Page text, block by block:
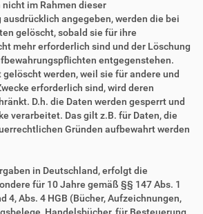
im Rahmen dieser
angegeben, werden die bei
gelöscht, sobald sie für ihre
mehr erforderlich sind und der Löschung
entgegenstehen.
werden, weil sie für andere und
erforderlich sind, wird deren
D.h. die Daten werden gesperrt und
verarbeitet. Das gilt z.B. für Daten, die
Gründen aufbewahrt werden
in Deutschland, erfolgt die
für 10 Jahre gemäß §§ 147 Abs. 1
4, Abs. 4 HGB (Bücher, Aufzeichnungen,